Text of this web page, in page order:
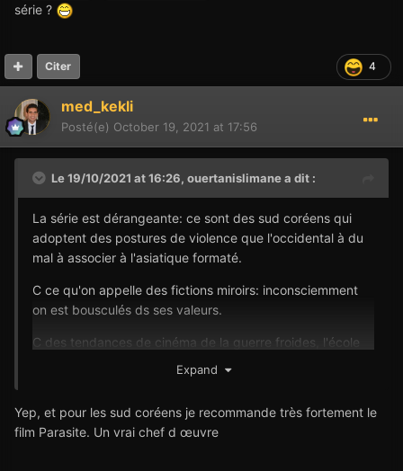
série ?
4
Citer
med_kekli
Posté(e) October 19, 2021 at 17:56
Le 19/10/2021 at 16:26, ouertanislimanea dit :
La série est dérangeante: ce sont des sud coréens qui
adoptent des postures de violence que l'occidental à du
mal à associer à l'asiatique formaté.
C ce qu'on appelle des fictions miroirs: inconsciemment
on est bousculés ds ses valeurs.
C des tendances de cinéma de la guerre froides, l'école
techniques très réussis, des cadrages, etc.
Expand
Yep, et pour les sud coréens je recommande très fortement le
film Parasite. Un vrai chef d œuvre